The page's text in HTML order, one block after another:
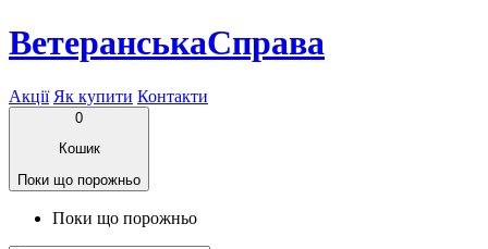
ВетеранськаСправа
Акції Як купити Контакти
0
Кошик
Поки що порожньо
Поки що порожньо